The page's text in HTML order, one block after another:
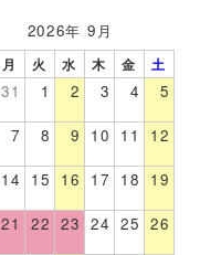
2026年 9月
月 火 水 木 金 土
31 1 2 3 4 5
7 8 9 10 11 12
14 15 16 17 18 19
21 22 23 24 25 26